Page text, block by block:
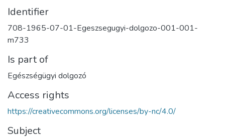
Identifier
708-1965-07-01-Egeszsegugyi-dolgozo-001-001-
m733
Is part of
Egészségügyi dolgozó
Access rights
https://creativecommons.org/licenses/by-nc/4.0/
Subject